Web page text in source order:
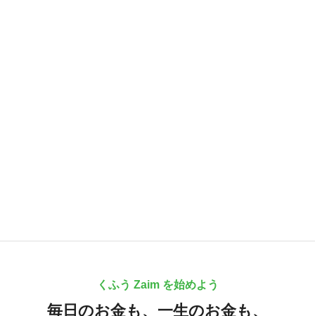
くふう Zaim を始めよう
毎日のお金も、 一生のお金も、